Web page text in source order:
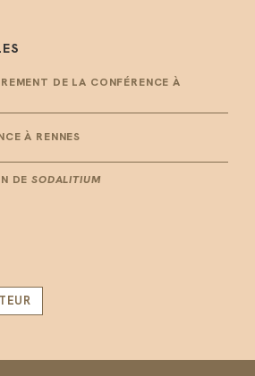
DE LA CONFÉRENCE À
À RENNES
DESODALITIUM